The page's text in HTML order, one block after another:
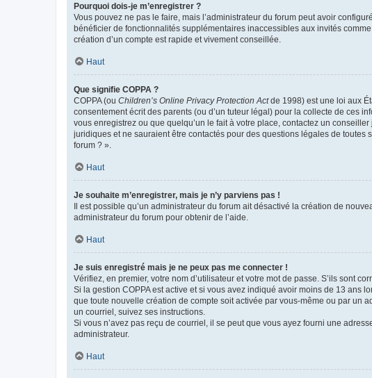
Pourquoi dois-je m’enregistrer ?
Vous pouvez ne pas le faire, mais l’administrateur du forum peut avoir
bénéficier de fonctionnalités supplémentaires inaccessibles aux invités
création d’un compte est rapide et vivement conseillée.
Haut
Que signifie COPPA ?
COPPA (ou Children’s Online Privacy Protection Actde 1998) est une loi aux
consentement écrit des parents (ou d’un tuteur légal) pour la collecte de ces
vous enregistrez ou que quelqu’un le fait à votre place, contactez un
juridiques et ne sauraient être contactés pour des questions légales de
forum ? ».
Haut
Je souhaite m’enregistrer, mais je n’y parviens pas !
Il est possible qu’un administrateur du forum ait désactivé la création de
administrateur du forum pour obtenir de l’aide.
Haut
Je suis enregistré mais je ne peux pas me connecter !
Vérifiez, en premier, votre nom d’utilisateur et votre mot de passe. S’ils sont
Si la gestion COPPA est active et si vous avez indiqué avoir moins de 13 ans
que toute nouvelle création de compte soit activée par vous-même ou par un
un courriel, suivez ses instructions.
Si vous n’avez pas reçu de courriel, il se peut que vous ayez fourni une
administrateur.
Haut